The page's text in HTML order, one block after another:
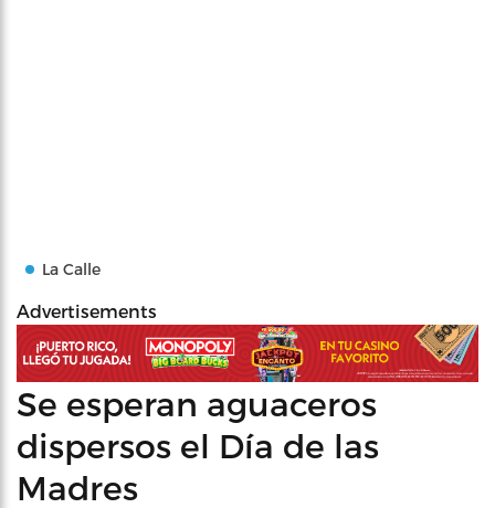
La Calle
Advertisements
Se esperan aguaceros
dispersos el Día de las
Madres